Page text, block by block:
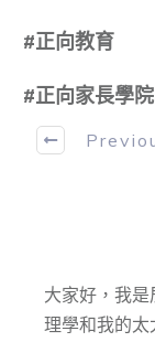
#正向教育
#正向家長學院
大家好，我
理學和我的